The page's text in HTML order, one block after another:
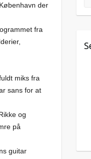
der
fra
miks fra
sans for at
og
på
guitar